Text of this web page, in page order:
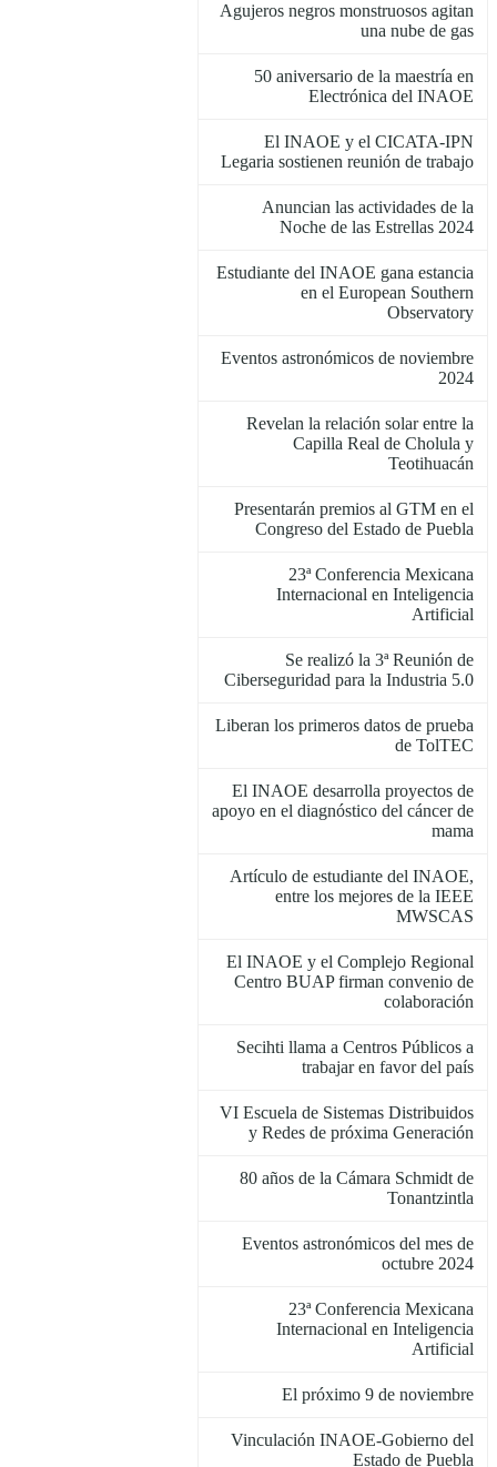
Agujeros negros monstruosos agitan
una nube de gas
50 aniversario de la maestría en
Electrónica del INAOE
El INAOE y el CICATA-IPN
Legaria sostienen reunión de trabajo
Anuncian las actividades de la
Noche de las Estrellas 2024
Estudiante del INAOE gana estancia
en el European Southern
Observatory
Eventos astronómicos de noviembre
2024
Revelan la relación solar entre la
Capilla Real de Cholula y
Teotihuacán
Presentarán premios al GTM en el
Congreso del Estado de Puebla
23ª Conferencia Mexicana
Internacional en Inteligencia
Artificial
Se realizó la 3ª Reunión de
Ciberseguridad para la Industria 5.0
Liberan los primeros datos de prueba
de TolTEC
El INAOE desarrolla proyectos de
apoyo en el diagnóstico del cáncer de
mama
Artículo de estudiante del INAOE,
entre los mejores de la IEEE
MWSCAS
El INAOE y el Complejo Regional
Centro BUAP firman convenio de
colaboración
Secihti llama a Centros Públicos a
trabajar en favor del país
VI Escuela de Sistemas Distribuidos
y Redes de próxima Generación
80 años de la Cámara Schmidt de
Tonantzintla
Eventos astronómicos del mes de
octubre 2024
23ª Conferencia Mexicana
Internacional en Inteligencia
Artificial
El próximo 9 de noviembre
Vinculación INAOE-Gobierno del
Estado de Puebla